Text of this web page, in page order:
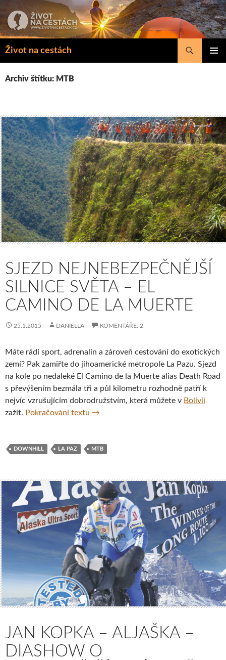
k
obsahu
Život na cestách
Hledat
Archiv štítku: MTB
SJEZD NEJNEBEZPEČNĚJŠÍ
SILNICE SVĚTA – EL
CAMINO DE LA MUERTE
25.1.2015 DANIELLA KOMENTÁŘE: 2
Máte rádi sport, adrenalin a zároveň cestování do exotických
zemí? Pak zamiřte do jihoamerické metropole La Pazu. Sjezd
na kole po nedaleké El Camino de la Muerte alias Death Road
s převýšením bezmála tři a půl kilometru rozhodně patří k
nejvíc vzrušujícím dobrodružstvím, která můžete v Bolívii
zažít. Pokračování textu Sjezd nejnebezpečnější silnice světa
→
DOWNHILL LA PAZ MTB
JAN KOPKA – ALJAŠKA –
DIASHOW O